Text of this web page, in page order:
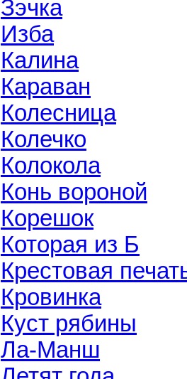
Зэчка
Изба
Калина
Караван
Колесница
Колечко
Колокола
Конь вороной
Корешок
Которая из Б
Крестовая
Кровинка
Куст рябины
Ла-Манш